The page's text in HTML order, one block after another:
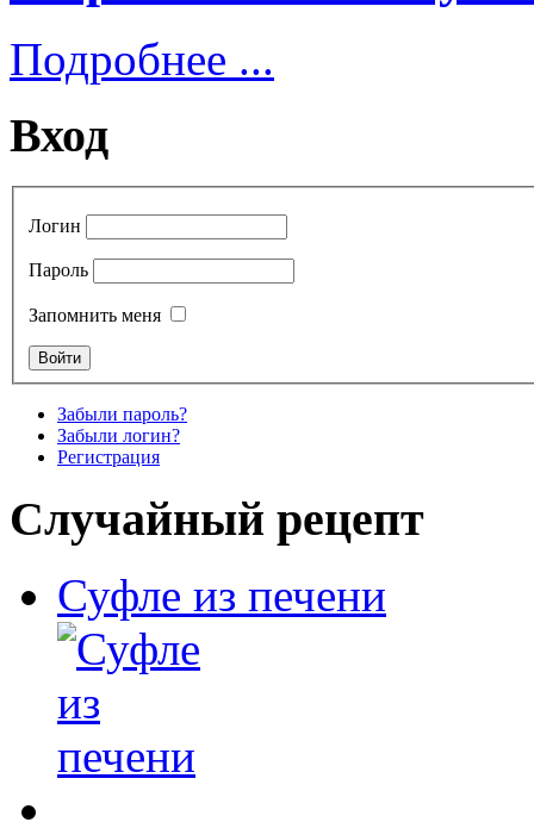
Подробнее ...
Вход
Логин
Пароль
Запомнить меня
Забыли пароль?
Забыли логин?
Регистрация
Случайный рецепт
Суфле из печени